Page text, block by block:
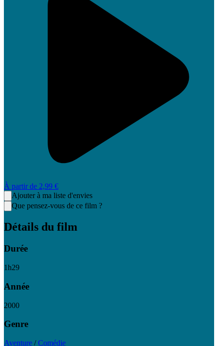
À partir de 2,99 €
Ajouter à ma liste d'envies
Que pensez-vous de ce film ?
Détails du film
Durée
1h29
Année
2000
Genre
Aventure /Comédie